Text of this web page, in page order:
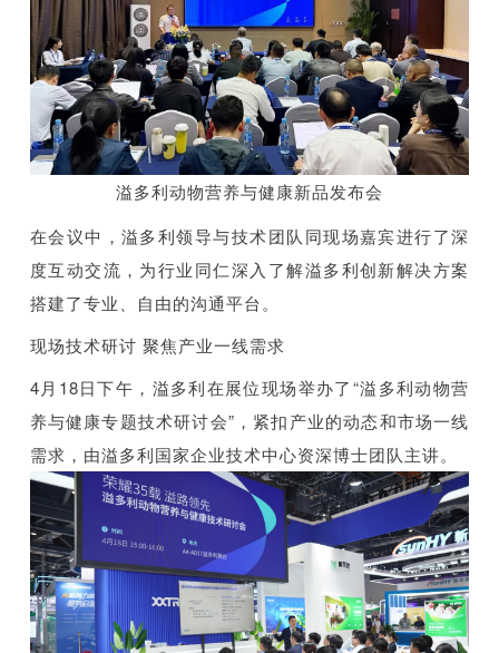
溢多利动物营养与健康新品发布会
在会议中，溢多利领导与技术团队同现场嘉宾进行了深
度互动交流，为行业同仁深入了解溢多利创新解决方案
搭建了专业、自由的沟通平台。
现场技术研讨 聚焦产业一线需求
4月18日下午，溢多利在展位现场举办了“溢多利动物营
养与健康专题技术研讨会”，紧扣产业的动态和市场一线
需求，由溢多利国家企业技术中心资深博士团队主讲。